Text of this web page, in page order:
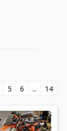
5 6 ... 14